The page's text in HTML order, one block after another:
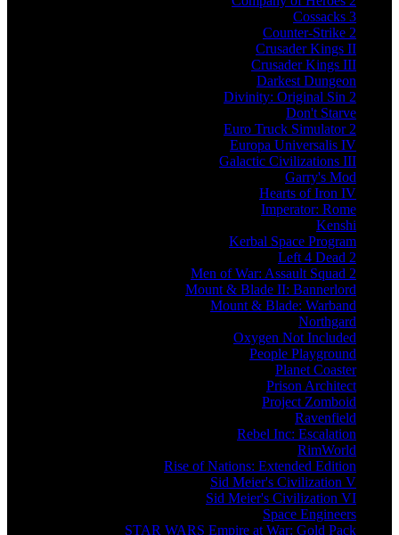
Cossacks 3
Counter-Strike 2
Crusader Kings II
Crusader Kings III
Darkest Dungeon
Divinity: Original Sin 2
Don't Starve
Euro Truck Simulator 2
Europa Universalis IV
Galactic Civilizations III
Garry's Mod
Hearts of Iron IV
Imperator: Rome
Kenshi
Kerbal Space Program
Left 4 Dead 2
Men of War: Assault Squad 2
Mount & Blade II: Bannerlord
Mount & Blade: Warband
Northgard
Oxygen Not Included
People Playground
Planet Coaster
Prison Architect
Project Zomboid
Ravenfield
Rebel Inc: Escalation
RimWorld
Rise of Nations: Extended Edition
Sid Meier's Civilization V
Sid Meier's Civilization VI
Space Engineers
STAR WARS Empire at War: Gold Pack